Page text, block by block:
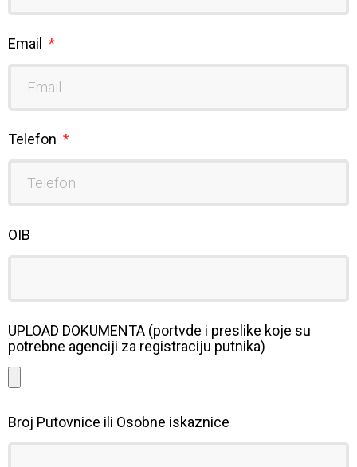
Email
Telefon
OIB
UPLOAD DOKUMENTA (portvde i preslike koje su
potrebne agenciji za registraciju putnika)
Broj Putovnice ili Osobne iskaznice